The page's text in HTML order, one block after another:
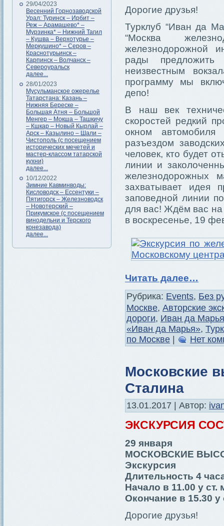
29/04/2023
Весенний Горнозаводской
Урал: Туринск – Ирбит –
Реж – Арамашево* –
Мурзинка* – Нижний Тагил
– Кушва – Верхотурье –
Меркушино* – Серов –
Краснотурьинск –
Карпинск – Волчанск –
Североуральск
далее...
28/01/2023
Мусульманское ожерелье
Татарстана: Казань –
Нижняя Береске –
Большая Атня – Большой
Менгер – Мокша – Ташкичу
– Кшкар – Новый Кырлай –
Арск – Казылино – Шали –
Чистополь (с посещением
исторических мечетей и
мастер-классом татарской
кухни)
далее...
10/12/2022
Зимние Кавминводы:
Кисловодск – Ессентуки –
Пятигорск – Железноводск
– Новотерский –
Прикумское (с посещением
винодельни и Терского
конезавода)
далее...
Дорогие друзья!
Турклуб “Иван да
“Москва
железнодорожной
рады
неизвестным
программу мы
депо!
В наш век
скоростей редкий
окном
разъездом
человек, кто будет
линии и
железнодорожных
захватывает идея
заповедной линии
для вас! Ждём вас
в воскресенье, 19
Читать далее…
Рубрика: Events, Без
Москве, Авторские
дороги, Иван да Марья
«Иван да Марья»,
по Москве | Нет
Московские
Сталина
13.01.2017 | Автор:
ЭКСКУРСИЯ
29 января
МОСКОВСКИЕ
Экскурсия
Длительность 4
Начало в 11.00 у
Окончание в 15.30 у
Дорогие друзья!